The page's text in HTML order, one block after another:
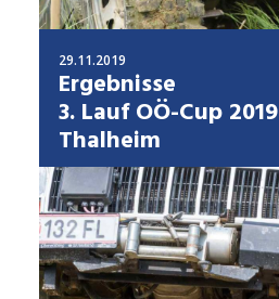
29.11.2019
Ergebnisse
3. Lauf OÖ-Cup 2019
Thalheim